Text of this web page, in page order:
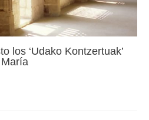
los ‘Udako Kontzertuak’